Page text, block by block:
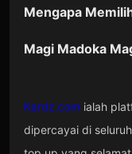
Mengapa
Magi Madoka
Kardz.com ialah
dipercayai di